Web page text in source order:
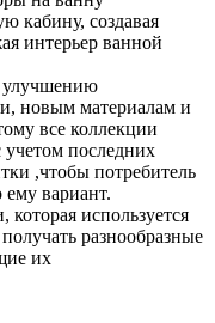
кабину, создавая
интерьер ванной
улучшению
новым материалам и
все коллекции
учетом последних
,чтобы потребитель
вариант.
используется
разнообразные
их